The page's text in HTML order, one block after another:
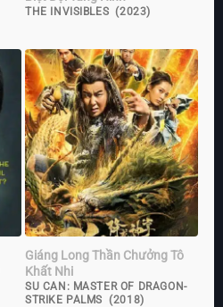
THE INVISIBLES (2023)
Giáng Long Thần Chưởng Tô
Khất Nhi
SU CAN: MASTER OF DRAGON-
STRIKE PALMS (2018)